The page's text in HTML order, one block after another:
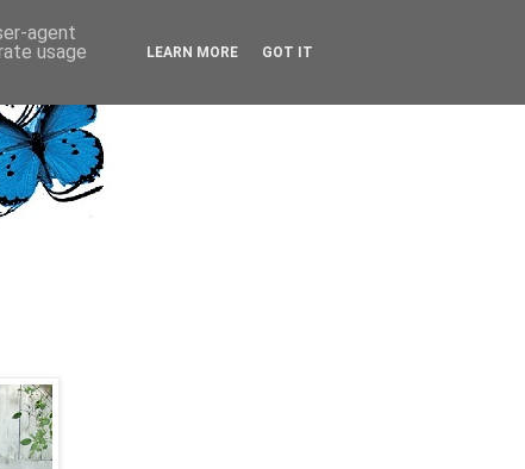
agent
usage
LEARN MORE GOT IT